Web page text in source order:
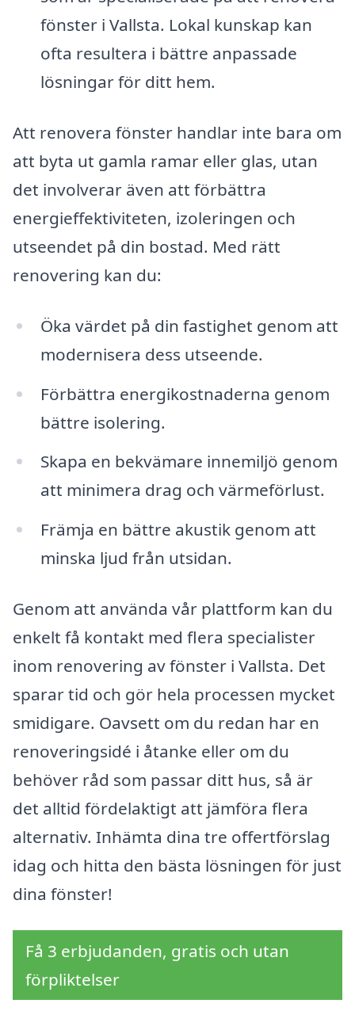
fönster i Vallsta. Lokal kunskap kan
ofta resultera i bättre anpassade
lösningar för ditt hem.
Att renovera fönster handlar inte bara om
att byta ut gamla ramar eller glas, utan
det involverar även att förbättra
energieffektiviteten, izoleringen och
utseendet på din bostad. Med rätt
renovering kan du:
Öka värdet på din fastighet genom att
modernisera dess utseende.
Förbättra energikostnaderna genom
bättre isolering.
Skapa en bekvämare innemiljö genom
att minimera drag och värmeförlust.
Främja en bättre akustik genom att
minska ljud från utsidan.
Genom att använda vår plattform kan du
enkelt få kontakt med flera specialister
inom renovering av fönster i Vallsta. Det
sparar tid och gör hela processen mycket
smidigare. Oavsett om du redan har en
renoveringsidé i åtanke eller om du
behöver råd som passar ditt hus, så är
det alltid fördelaktigt att jämföra flera
alternativ. Inhämta dina tre offertförslag
idag och hitta den bästa lösningen för just
dina fönster!
Få 3 erbjudanden, gratis och utan
förpliktelser